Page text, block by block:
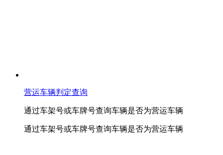
营运车辆判定查询
通过车架号或车牌号查询车辆是否为营运车辆
通过车架号或车牌号查询车辆是否为营运车辆